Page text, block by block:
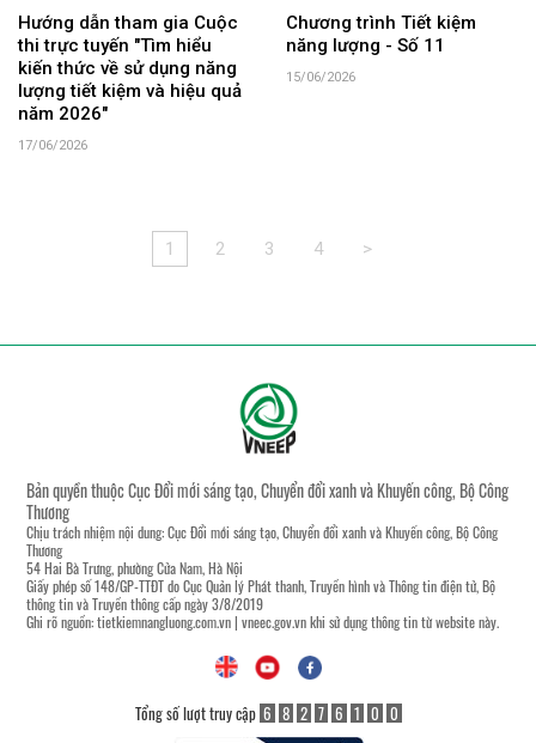
Hướng dẫn tham gia Cuộc
thi trực tuyến "Tìm hiểu
kiến thức về sử dụng năng
lượng tiết kiệm và hiệu quả
năm 2026"
17/06/2026
Chương trình Tiết kiệm
năng lượng - Số 11
15/06/2026
1 2 3 4 >
Bản quyền thuộc Cục Đổi mới sáng tạo, Chuyển đổi xanh và Khuyến công, Bộ Công
Thương
Chịu trách nhiệm nội dung: Cục Đổi mới sáng tạo, Chuyển đổi xanh và Khuyến công, Bộ Công
Thương
54 Hai Bà Trưng, phường Cửa Nam, Hà Nội
Giấy phép số 148/GP-TTĐT do Cục Quản lý Phát thanh, Truyền hình và Thông tin điện tử, Bộ
thông tin và Truyền thông cấp ngày 3/8/2019
Ghi rõ nguồn:tietkiemnangluong.com.vn| vneec.gov.vnkhi sử dụng thông tin từ website này.
Tổng số lượt truy cập 6 8 2 7 6 1 0 0